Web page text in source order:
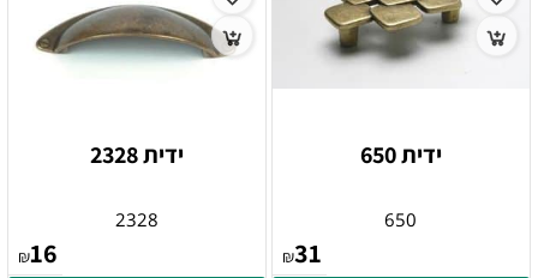
ידית 650
650
₪31
ידית 2328
2328
₪16